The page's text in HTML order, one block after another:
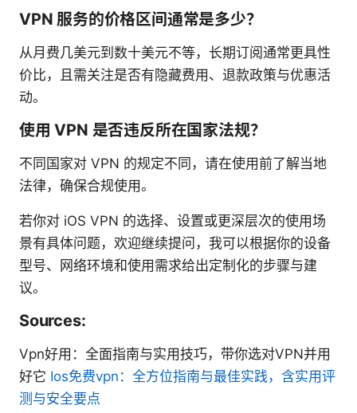
VPN 服务的价格区间通常是多少？
从月费几美元到数十美元不等，长期订阅通常更具性
价比，且需关注是否有隐藏费用、退款政策与优惠活
动。
使用 VPN 是否违反所在国家法规？
不同国家对 VPN 的规定不同，请在使用前了解当地
法律，确保合规使用。
若你对 iOS VPN 的选择、设置或更深层次的使用场
景有具体问题，欢迎继续提问，我可以根据你的设备
型号、网络环境和使用需求给出定制化的步骤与建
议。
Sources:
Vpn好用：全面指南与实用技巧，带你选对VPN并用
好它 Ios免费vpn：全方位指南与最佳实践，含实用评
测与安全要点